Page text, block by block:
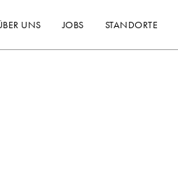
UNS JOBS STANDORTE